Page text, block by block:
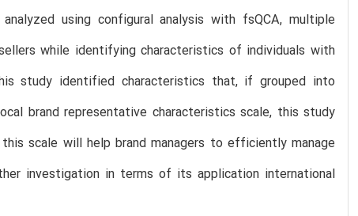
using configural analysis with fsQCA, multiple
while identifying characteristics of individuals with
study identified characteristics that, if grouped into
brand representative characteristics scale, this study
scale will help brand managers to efficiently manage
investigation in terms of its application international